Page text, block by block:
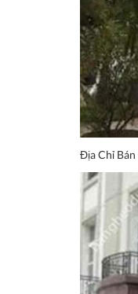
Địa Chỉ